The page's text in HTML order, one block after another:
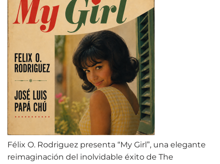
Félix O. Rodriguez presenta “My Girl”, una elegante
reimaginación del inolvidable éxito de The